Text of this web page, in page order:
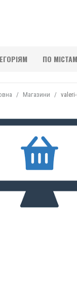
ПО МІСТАМ
Магазини